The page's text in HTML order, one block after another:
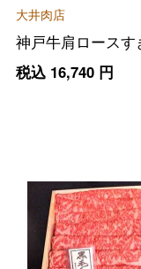
大井肉店
神戸牛肩ロースす
税込 16,740円